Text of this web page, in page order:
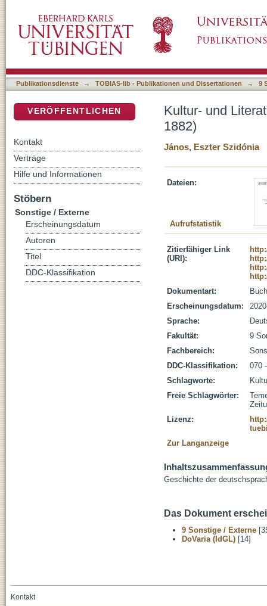
Publikationsdienste → TOBIAS-lib - Publikationen und Dissertationen → 9
Kultur- und
1882)
János, Eszter Szidónia
Dateien:
Aufrufstatistik
Zitierfähiger Link
(URI):
Dokumentart:
Buch
Erscheinungsdatum:
Sprache:
Fakultät:
9
Fachbereich:
DDC-Klassifikation:
070
Schlagworte:
Freie Schlagwörter:
Lizenz:
Zur Langanzeige
Geschichte der
Das Dokument
9 Sonstige / Externe
DoVaria (IdGL) [14]
VERÖFFENTLICHEN
Kontakt
Verträge
Hilfe und Informationen
Stöbern
Sonstige / Externe
Erscheinungsdatum
Autoren
Titel
DDC-Klassifikation
Kontakt